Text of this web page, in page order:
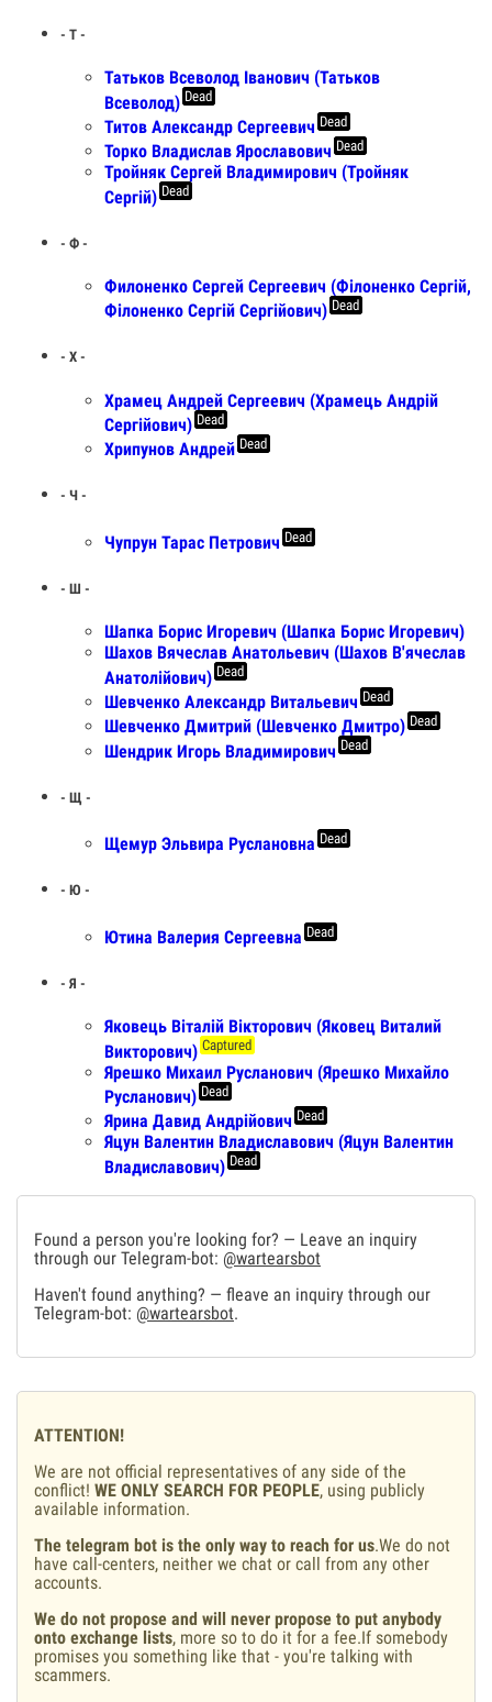
- Т -
Татьков Всеволод Іванович (Татьков
Всеволод) Dead
Титов Александр Сергеевич Dead
Торко Владислав Ярославович Dead
Тройняк Сергей Владимирович (Тройняк
Сергій) Dead
- Ф -
Филоненко Сергей Сергеевич (Філоненко Сергій,
Фiлоненко Сергій Сергійович) Dead
- Х -
Храмец Андрей Сергеевич (Храмець Андрій
Сергійович) Dead
Хрипунов Андрей Dead
- Ч -
Чупрун Тарас Петрович Dead
- Ш -
Шапка Борис Игоревич (Шапка Борис Игоревич)
Шахов Вячеслав Анатольевич (Шахов В'ячеслав
Анатолійович) Dead
Шевченко Александр Витальевич Dead
Шевченко Дмитрий (Шевченко Дмитро) Dead
Шендрик Игорь Владимирович Dead
- Щ -
Щемур Эльвира Руслановна Dead
- Ю -
Ютина Валерия Сергеевна Dead
- Я -
Яковець Віталій Вікторович (Яковец Виталий
Викторович) Captured
Ярешко Михаил Русланович (Ярешко Михайло
Русланович) Dead
Ярина Давид Андрійович Dead
Яцун Валентин Владиславович (Яцун Валентин
Владиславович) Dead
Found a person you're looking for? — Leave an inquiry
through our Telegram-bot: @wartearsbot
Haven't found anything? — fleave an inquiry through our
Telegram-bot: @wartearsbot.
ATTENTION!
We are not official representatives of any side of the
conflict! WE ONLY SEARCH FOR PEOPLE, using publicly
available information.
The telegram bot is the only way to reach for us.We do not
have call-centers, neither we chat or call from any other
accounts.
We do not propose and will never propose to put anybody
onto exchange lists, more so to do it for a fee.If somebody
promises you something like that - you're talking with
scammers.